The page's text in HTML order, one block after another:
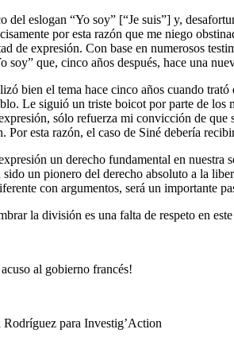
del eslogan “Yo soy” [“Je suis”] y,
por esta razón que me niego
de expresión. Con base en numerosos
soy” que, cinco años después, hace una
bien el tema hace cinco años cuando
Le siguió un triste boicot por parte de
sólo refuerza mi convicción de
esta razón, el caso de Siné debería
un derecho fundamental en
sido un pionero del derecho absoluto a la
con argumentos, será un importante
la división es una falta de respeto en
al gobierno francés!
para Investig’Action